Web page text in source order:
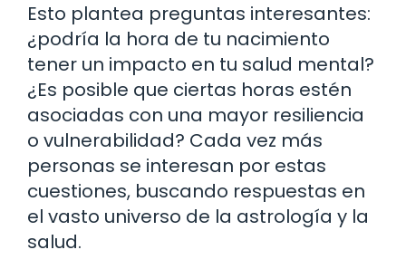
Esto plantea preguntas interesantes:
¿podría la hora de tu nacimiento
tener un impacto en tu salud mental?
¿Es posible que ciertas horas estén
asociadas con una mayor resiliencia
o vulnerabilidad? Cada vez más
personas se interesan por estas
cuestiones, buscando respuestas en
el vasto universo de la astrología y la
salud.